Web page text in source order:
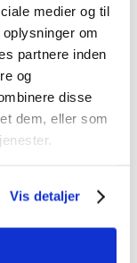
medier og til
om
partnere inden
og
disse
dem, eller som
Vis detaljer
stilladset må
tydeligt på